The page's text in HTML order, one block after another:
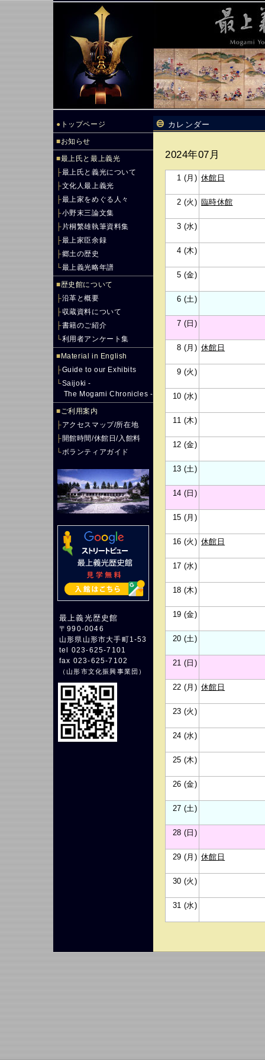
● トップページ
■お知らせ
■最上氏と最上義光
├最上氏と義光について
├文化人最上義光
├最上家をめぐる人々
├小野末三論文集
├ 片桐繁雄執筆資料集
├最上家臣余録
├郷土の歴史
└最上義光略年譜
■歴史館について
├沿革と概要
├収蔵資料について
├書籍のご紹介
└利用者アンケート集
■ Material in English
├Guide to our Exhibits
└Saijoki -
The Mogami Chronicles -
■ご利用案内
├アクセスマップ/所在地
├開館時間/休館日/入館料
└ボランティアガイド
最上義光歴史館
〒990-0046
山形県山形市大手町1-53
tel 023-625-7101
fax 023-625-7102
（山形市文化振興事業団 ）
カレンダー
2024年07月
1 (月) 休館日
2 (火) 臨時休館
3 (水)
4 (木)
5 (金)
6 (土)
7 (日)
8 (月) 休館日
9 (火)
10 (水)
11 (木)
12 (金)
13 (土)
14 (日)
15 (月)
16 (火) 休館日
17 (水)
18 (木)
19 (金)
20 (土)
21 (日)
22 (月) 休館日
23 (火)
24 (水)
25 (木)
26 (金)
27 (土)
28 (日)
29 (月) 休館日
30 (火)
31 (水)